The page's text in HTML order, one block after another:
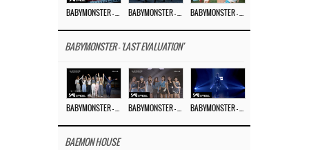
BABYMONSTER - 'LAST EVALUATION'
BAEMON HOUSE